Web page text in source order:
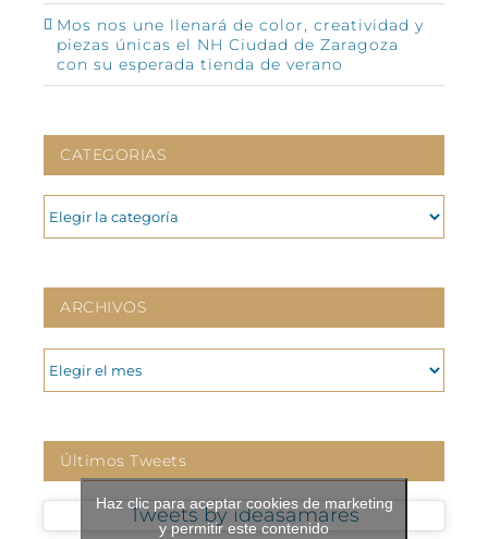
Mos nos une llenará de color, creatividad y
piezas únicas el NH Ciudad de Zaragoza
con su esperada tienda de verano
CATEGORIAS
CATEGORIAS
ARCHIVOS
ARCHIVOS
Últimos Tweets
Tweets by ideasamares
Haz clic para aceptar cookies de marketing
y permitir este contenido